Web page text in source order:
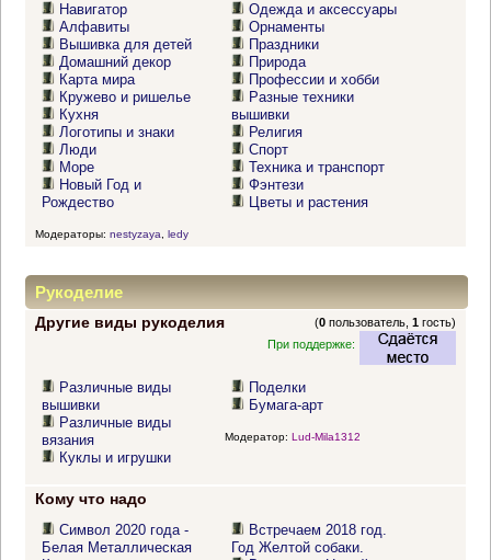
Навигатор
Алфавиты
Вышивка для детей
Домашний декор
Карта мира
Кружево и ришелье
Кухня
Логотипы и знаки
Люди
Море
Новый Год и
Рождество
Одежда и аксессуары
Орнаменты
Праздники
Природа
Профессии и хобби
Разные техники
вышивки
Религия
Спорт
Техника и транспорт
Фэнтези
Цветы и растения
Модераторы: nestyzaya ledy
Рукоделие
Другие виды рукоделия (0 пользователь,1 гость)
При поддержке:
Различные виды
вышивки
Различные виды
вязания
Куклы и игрушки
Поделки
Бумага-арт
Модератор: Lud-Mila1312
Кому что надо
Символ 2020 года -
Белая Металлическая
Встречаем 2018 год.
Год Желтой собаки.